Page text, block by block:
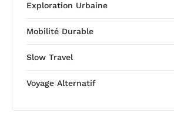
Exploration Urbaine
Mobilité Durable
Slow Travel
Voyage Alternatif